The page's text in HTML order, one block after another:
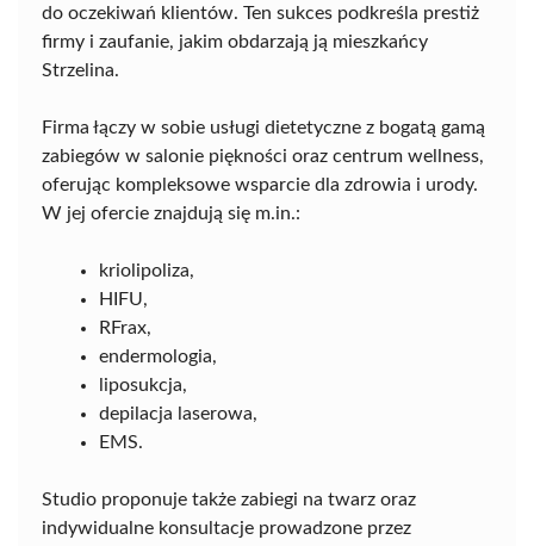
do oczekiwań klientów. Ten sukces podkreśla prestiż
firmy i zaufanie, jakim obdarzają ją mieszkańcy
Strzelina.
Firma łączy w sobie usługi dietetyczne z bogatą gamą
zabiegów w salonie piękności oraz centrum wellness,
oferując kompleksowe wsparcie dla zdrowia i urody.
W jej ofercie znajdują się m.in.:
kriolipoliza,
HIFU,
RFrax,
endermologia,
liposukcja,
depilacja laserowa,
EMS.
Studio proponuje także zabiegi na twarz oraz
indywidualne konsultacje prowadzone przez